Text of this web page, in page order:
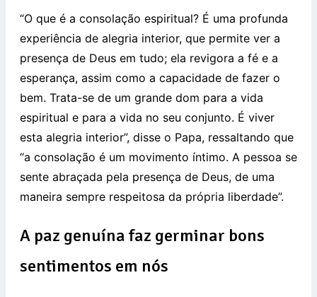
“O que é a consolação espiritual? É uma profunda
experiência de alegria interior, que permite ver a
presença de Deus em tudo; ela revigora a fé e a
esperança, assim como a capacidade de fazer o
bem. Trata-se de um grande dom para a vida
espiritual e para a vida no seu conjunto. É viver
esta alegria interior”, disse o Papa, ressaltando que
“a consolação é um movimento íntimo. A pessoa se
sente abraçada pela presença de Deus, de uma
maneira sempre respeitosa da própria liberdade”.
A paz genuína faz germinar bons
sentimentos em nós